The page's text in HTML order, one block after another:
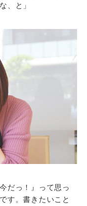
、と」
だっ！』って思っ
す。書きたいこと